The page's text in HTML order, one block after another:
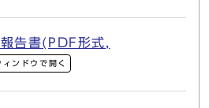
告書(PDF形式,
ィンドウで開く